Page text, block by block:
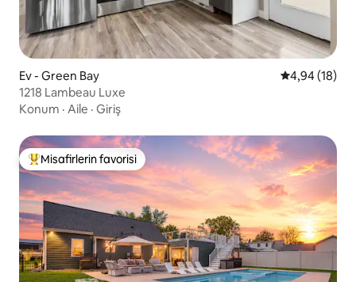
Ev - Green Bay 5 üzerinden
4,94 (18)
1218 Lambeau Luxe
Konum · Aile · Giriş
Misafirlerin favorilerinden en beğenilenler arasında
Misafirlerin favorisi